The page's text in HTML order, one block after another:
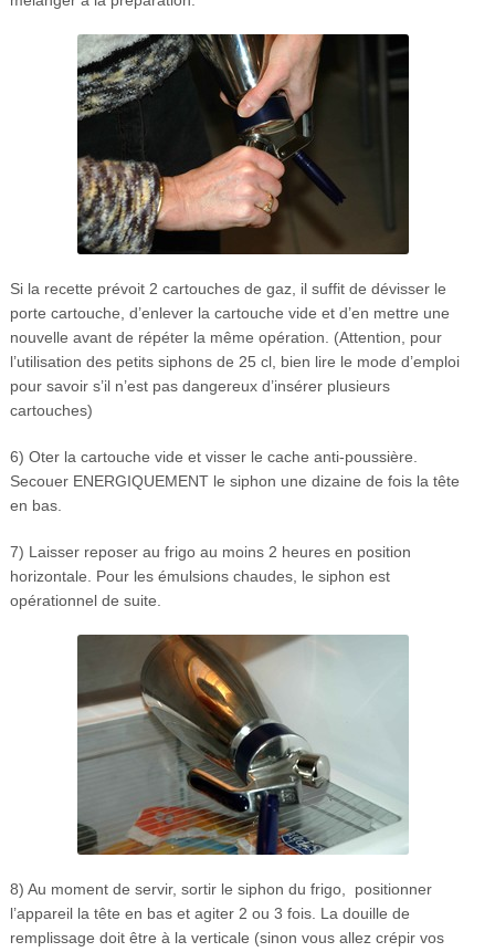
Si la recette prévoit 2 cartouches de gaz, il suffit de dévisser le
porte cartouche, d’enlever la cartouche vide et d’en mettre une
nouvelle avant de répéter la même opération. (Attention, pour
l’utilisation des petits siphons de 25 cl, bien lire le mode d’emploi
pour savoir s’il n’est pas dangereux d’insérer plusieurs
cartouches)
6) Oter la cartouche vide et visser le cache anti-poussière.
Secouer ENERGIQUEMENT le siphon une dizaine de fois la tête
en bas.
7) Laisser reposer au frigo au moins 2 heures en position
horizontale. Pour les émulsions chaudes, le siphon est
opérationnel de suite.
8) Au moment de servir, sortir le siphon du frigo, positionner
l’appareil la tête en bas et agiter 2 ou 3 fois. La douille de
remplissage doit être à la verticale (sinon vous allez crépir vos